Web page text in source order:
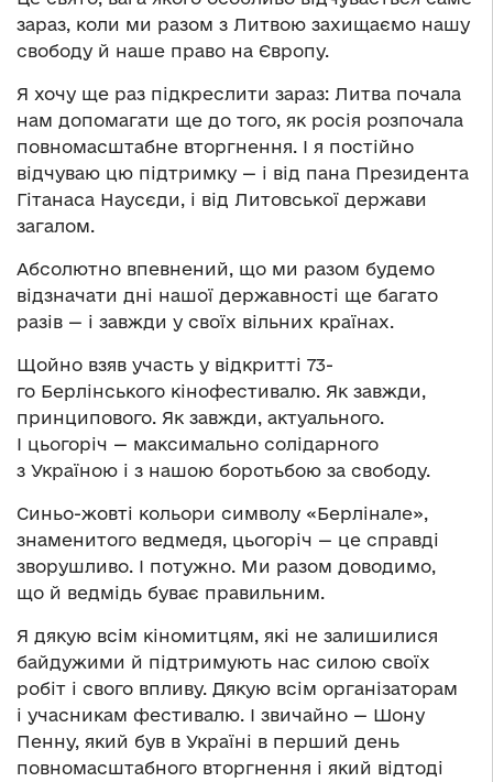
зараз, коли ми разом з Литвою захищаємо нашу
свободу й наше право на Європу.
Я хочу ще раз підкреслити зараз: Литва почала
нам допомагати ще до того, як росія розпочала
повномасштабне вторгнення. І я постійно
відчуваю цю підтримку — і від пана Президента
Гітанаса Наусєди, і від Литовської держави
загалом.
Абсолютно впевнений, що ми разом будемо
відзначати дні нашої державності ще багато
разів — і завжди у своїх вільних країнах.
Щойно взяв участь у відкритті 73-
го Берлінського кінофестивалю. Як завжди,
принципового. Як завжди, актуального.
І цьогоріч — максимально солідарного
з Україною і з нашою боротьбою за свободу.
Синьо-жовті кольори символу «Берлінале»,
знаменитого ведмедя, цьогоріч — це справді
зворушливо. І потужно. Ми разом доводимо,
що й ведмідь буває правильним.
Я дякую всім кіномитцям, які не залишилися
байдужими й підтримують нас силою своїх
робіт і свого впливу. Дякую всім організаторам
і учасникам фестивалю. І звичайно — Шону
Пенну, який був в Україні в перший день
повномасштабного вторгнення і який відтоді